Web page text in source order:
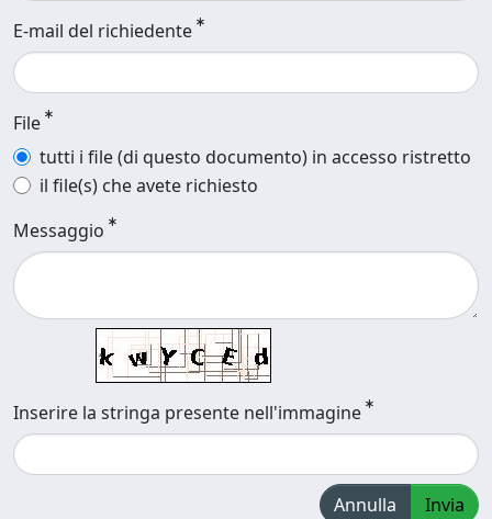
E-mail del richiedente
File
tutti i file (di questo documento) in accesso ristretto
il file(s) che avete richiesto
Messaggio
Inserire la stringa presente nell'immagine
Annulla Invia